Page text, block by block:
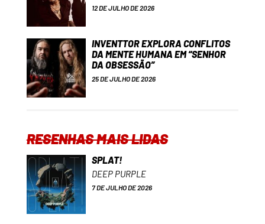
12 DE JULHO DE 2026
INVENTTOR EXPLORA CONFLITOS
DA MENTE HUMANA EM “SENHOR
DA OBSESSÃO”
25 DE JULHO DE 2026
RESENHAS MAIS LIDAS
SPLAT!
DEEP PURPLE
7 DE JULHO DE 2026